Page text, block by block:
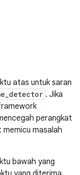
atas untuk saran
. Jika
perangkat
masalah
bawah yang